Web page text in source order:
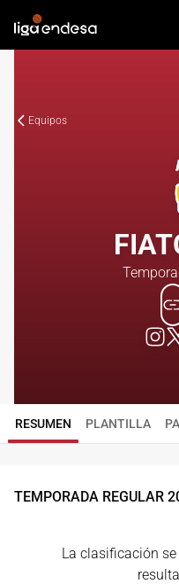
Equipos
RESUMEN PLANTILLA
TEMPORADA REGULAR
La clasificación